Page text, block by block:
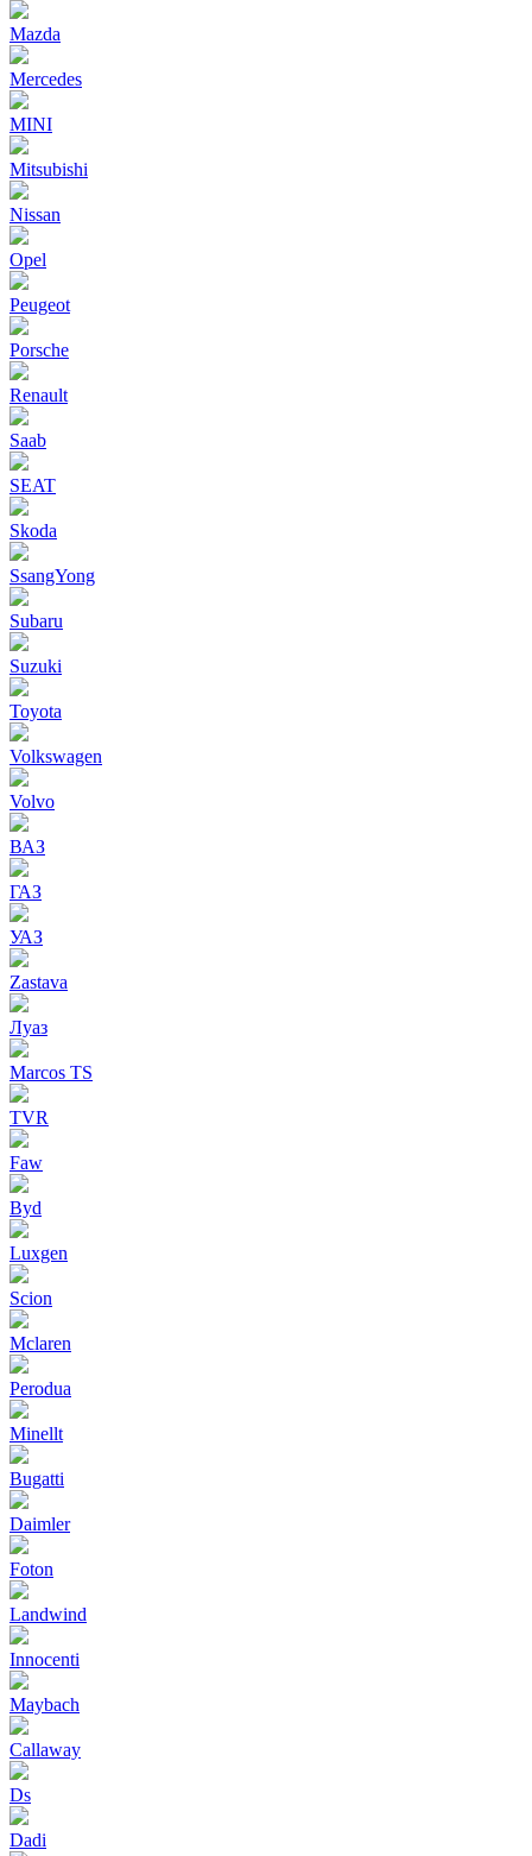
Mazda
Mercedes
MINI
Mitsubishi
Nissan
Opel
Peugeot
Porsche
Renault
Saab
SEAT
Skoda
SsangYong
Subaru
Suzuki
Toyota
Volkswagen
Volvo
ВАЗ
ГАЗ
УАЗ
Zastava
Луаз
Marcos TS
TVR
Faw
Byd
Luxgen
Scion
Mclaren
Perodua
Minellt
Bugatti
Daimler
Foton
Landwind
Innocenti
Maybach
Callaway
Ds
Dadi